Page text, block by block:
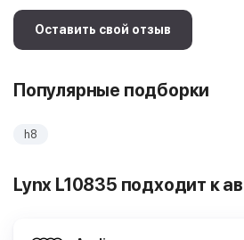
Оставить свой отзыв
Популярные подборки
h8
Lynx L10835 подходит к